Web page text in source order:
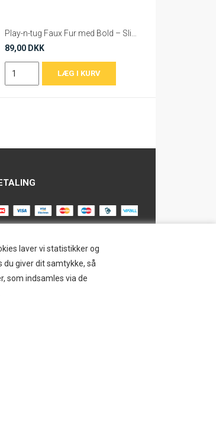
laver vi statistikker og
du giver dit samtykke, så
som indsamles via de
89,00 DKK
dig vores nyhedsbrev og
eksklusive tilbud og nyheder i
Du kan til en hver tid afmelde